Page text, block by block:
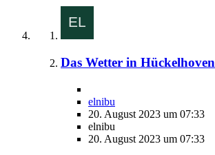
Das Wetter in Hückelhoven
elnibu
20. August 2023 um 07:33
elnibu
20. August 2023 um 07:33